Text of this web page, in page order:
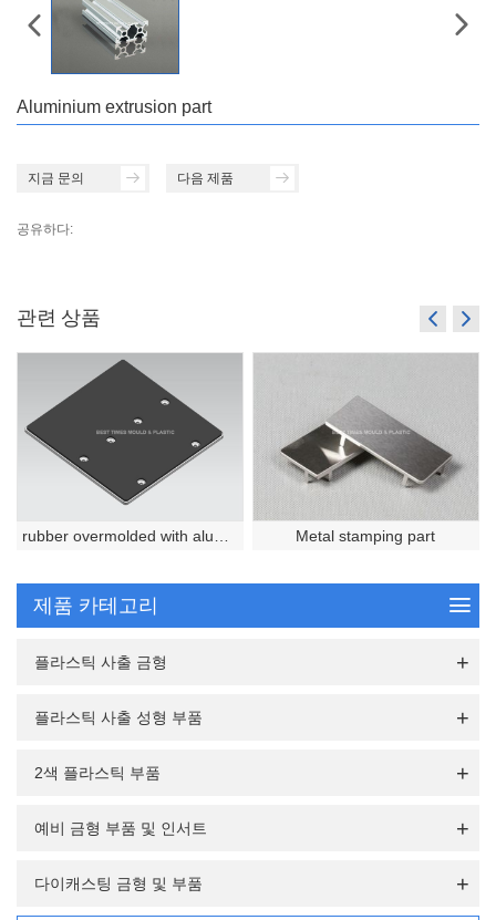
Aluminium extrusion part
지금 문의 다음 제품
공유하다:
관련 상품
rubber overmolded with aluminium alloy Metal stamping part
제품 카테고리
플라스틱 사출 금형
플라스틱 사출 성형 부품
2색 플라스틱 부품
예비 금형 부품 및 인서트
다이캐스팅 금형 및 부품